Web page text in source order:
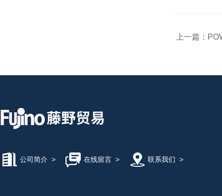
上一篇：
公司简介 > 在线留言> 联系我们 >